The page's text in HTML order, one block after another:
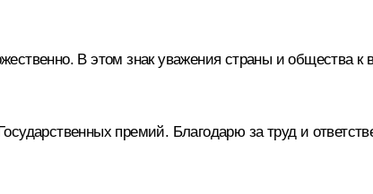
В этом знак уважения страны и общества
премий. Благодарю за труд и